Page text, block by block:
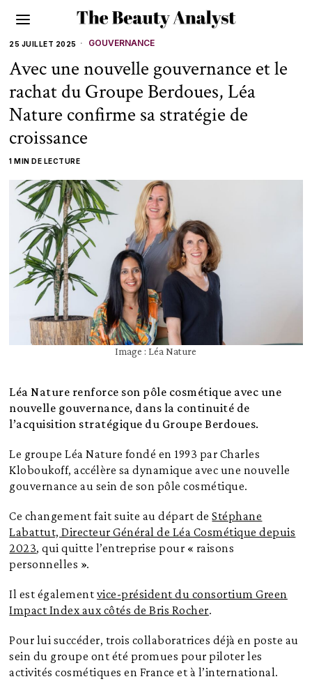
25 JUILLET 2025 GOUVERNANCE
Avec une nouvelle gouvernance et le
rachat du Groupe Berdoues, Léa
Nature confirme sa stratégie de
croissance
1 MIN DE LECTURE
Image : Léa Nature
Léa Nature renforce son pôle cosmétique avec une
nouvelle gouvernance, dans la continuité de
l’acquisition stratégique du Groupe Berdoues.
Le groupe Léa Nature fondé en 1993 par Charles
Kloboukoff, accélère sa dynamique avec une nouvelle
gouvernance au sein de son pôle cosmétique.
Ce changement fait suite au départ deStéphane
Labattut, Directeur Général de Léa Cosmétique depuis
2023, qui quitte l’entreprise pour « raisons
personnelles ».
Il est également vice-président du consortium Green
Impact Index aux côtés de Bris Rocher.
Pour lui succéder, trois collaboratrices déjà en poste au
sein du groupe ont été promues pour piloter les
activités cosmétiques en France et à l’international.